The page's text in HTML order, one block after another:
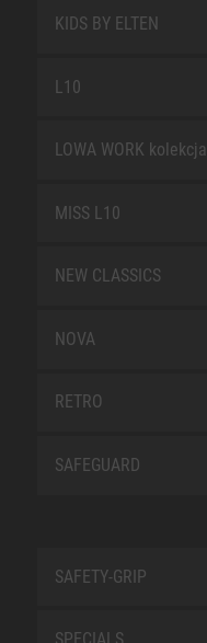
KIDS BY ELTEN
L10
LOWA WORK kolekcja
MISS L10
NEW CLASSICS
NOVA
RETRO
SAFEGUARD
SAFETY-GRIP